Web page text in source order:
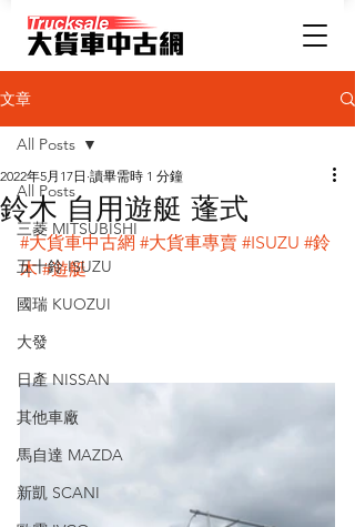
文章
All Posts
三菱 MITSUBISHI
五十鈴 ISUZU
國瑞 KUOZUI
大發
日產 NISSAN
其他車廠
馬自達 MAZDA
新凱 SCANI
All Posts
鈴木 自用遊艇 蓬式
2022年5月17日 讀畢需時 1 分鐘
#大貨車中古網 #大貨車專賣 #ISUZU #鈴
木 #遊艇